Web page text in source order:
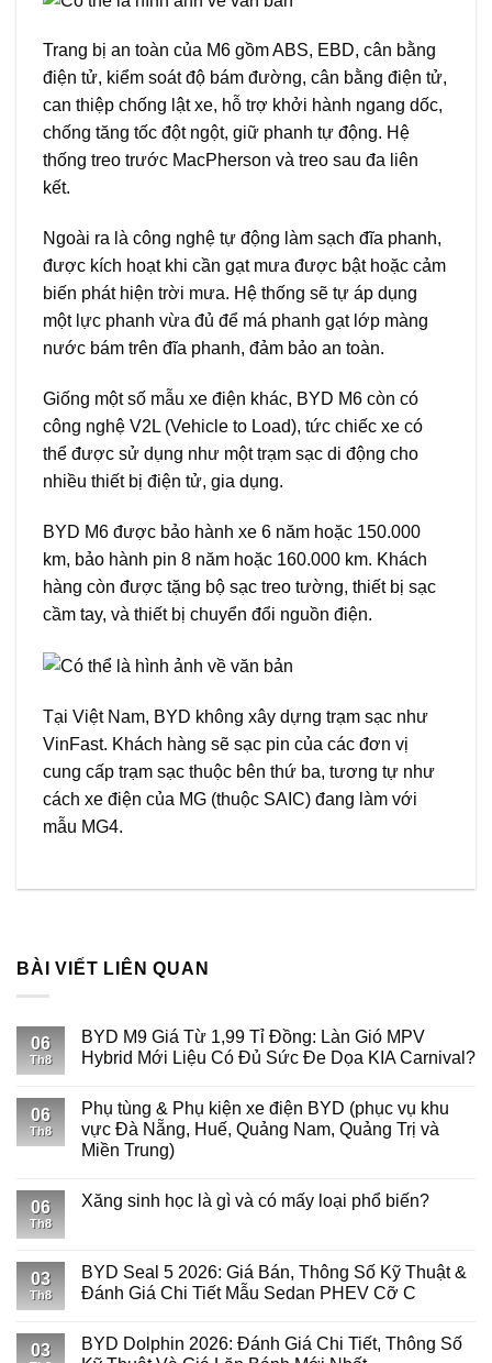
Trang bị an toàn của M6 gồm ABS, EBD, cân bằng
điện tử, kiểm soát độ bám đường, cân bằng điện tử,
can thiệp chống lật xe, hỗ trợ khởi hành ngang dốc,
chống tăng tốc đột ngột, giữ phanh tự động. Hệ
thống treo trước MacPherson và treo sau đa liên
kết.
Ngoài ra là công nghệ tự động làm sạch đĩa phanh,
được kích hoạt khi cần gạt mưa được bật hoặc cảm
biến phát hiện trời mưa. Hệ thống sẽ tự áp dụng
một lực phanh vừa đủ để má phanh gạt lớp màng
nước bám trên đĩa phanh, đảm bảo an toàn.
Giống một số mẫu xe điện khác, BYD M6 còn có
công nghệ V2L (Vehicle to Load), tức chiếc xe có
thể được sử dụng như một trạm sạc di động cho
nhiều thiết bị điện tử, gia dụng.
BYD M6 được bảo hành xe 6 năm hoặc 150.000
km, bảo hành pin 8 năm hoặc 160.000 km. Khách
hàng còn được tặng bộ sạc treo tường, thiết bị sạc
cầm tay, và thiết bị chuyển đổi nguồn điện.
Tại Việt Nam, BYD không xây dựng trạm sạc như
VinFast. Khách hàng sẽ sạc pin của các đơn vị
cung cấp trạm sạc thuộc bên thứ ba, tương tự như
cách xe điện của MG (thuộc SAIC) đang làm với
mẫu MG4.
BÀI VIẾT LIÊN QUAN
06
Th8
BYD M9 Giá Từ 1,99 Tỉ Đồng: Làn Gió MPV
Hybrid Mới Liệu Có Đủ Sức Đe Dọa KIA Carnival?
06
Th8
Phụ tùng & Phụ kiện xe điện BYD (phục vụ khu
vực Đà Nẵng, Huế, Quảng Nam, Quảng Trị và
Miền Trung)
06
Th8
Xăng sinh học là gì và có mấy loại phổ biến?
03
Th8
BYD Seal 5 2026: Giá Bán, Thông Số Kỹ Thuật &
Đánh Giá Chi Tiết Mẫu Sedan PHEV Cỡ C
03
BYD Dolphin 2026: Đánh Giá Chi Tiết, Thông Số